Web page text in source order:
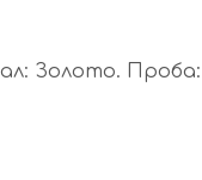
Золото. Проба: